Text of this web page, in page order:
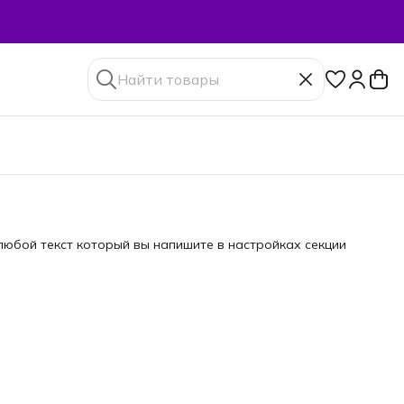
текст который вы напишите в настройках секции